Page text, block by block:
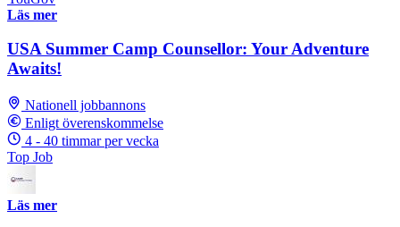
Läs mer
USA Summer Camp Counsellor: Your Adventure
Awaits!
Nationell jobbannons
Enligt överenskommelse
4 - 40 timmar per vecka
Top Job
Läs mer